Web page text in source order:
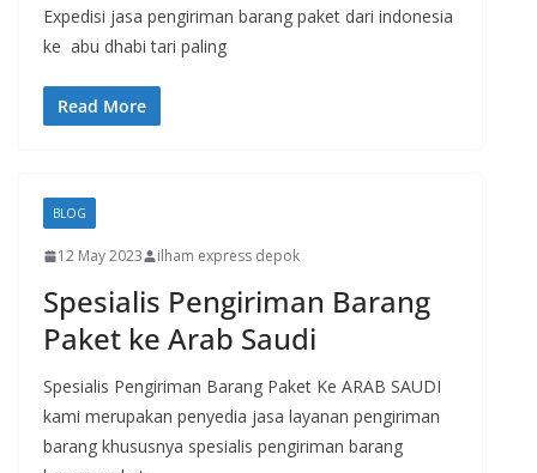
Expedisi jasa pengiriman barang paket dari indonesia
ke abu dhabi tari paling
Read More
BLOG
12 May 2023 ilham express depok
Spesialis Pengiriman Barang
Paket ke Arab Saudi
Spesialis Pengiriman Barang Paket Ke ARAB SAUDI
kami merupakan penyedia jasa layanan pengiriman
barang khususnya spesialis pengiriman barang